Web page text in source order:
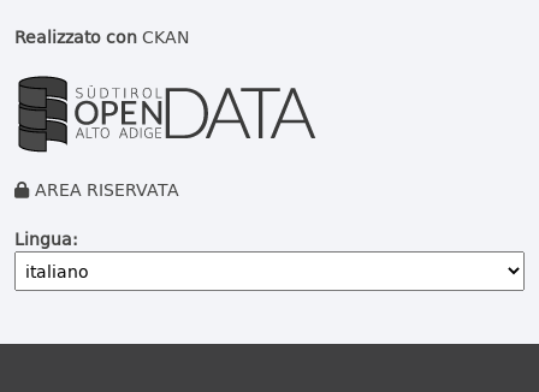
Realizzato conCKAN
AREA RISERVATA
Lingua